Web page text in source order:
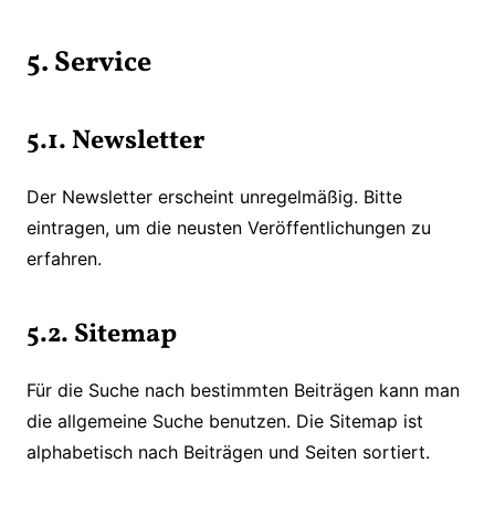
5. Service
5.1. Newsletter
Der Newsletter erscheint unregelmäßig. Bitte
eintragen, um die neusten Veröffentlichungen zu
erfahren.
5.2. Sitemap
Für die Suche nach bestimmten Beiträgen kann man
die allgemeine Suche benutzen. Die Sitemap ist
alphabetisch nach Beiträgen und Seiten sortiert.